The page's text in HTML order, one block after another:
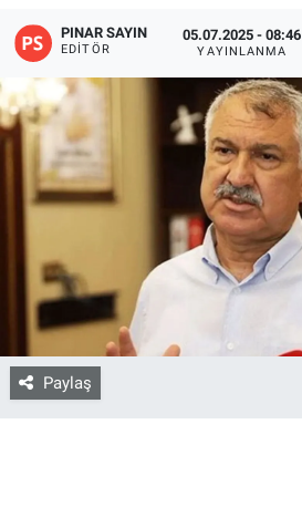
PINAR SAYIN
EDITÖR
05.07.2025 - 08:46
YAYINLANMA
Paylaş
RESMİ İLANLAR
İLAN
Bize ulaşın
İletişim/Künye
Yaşam
Gözden Kaçmasın
İletişim (Künye)